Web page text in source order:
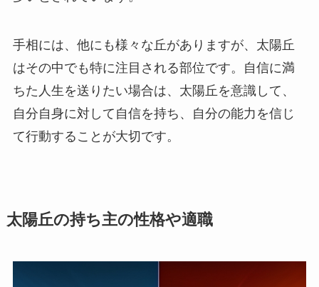
手相には、他にも様々な丘がありますが、太陽丘
はその中でも特に注目される部位です。自信に満
ちた人生を送りたい場合は、太陽丘を意識して、
自分自身に対して自信を持ち、自分の能力を信じ
て行動することが大切です。
太陽丘の持ち主の性格や適職